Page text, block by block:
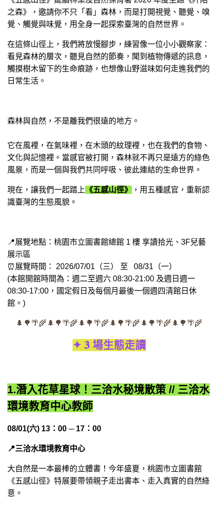
之森》，邀請你不只「看」森林，而是打開視覺、聽覺、嗅
覺、觸覺與味覺，用全身一起探索臺灣的自然世界。
在這條山徑上，我們將放慢腳步，練習像一位小小觀察家：
看見森林的層次，聽見自然的節奏，聞到植物傳遞的訊息，
觸摸樹木留下的生命痕跡，也想像山野滋味如何走進我們的
日常生活。
森林與自然，不是離我們很遠的地方。
它在風裡，在氣味裡，在木頭的紋理裡，也在我們的食物、
文化與記憶裡。當感官被打開，森林就不再只是遠方的綠色
風景，而是一個與我們共同呼吸、彼此連結的生命世界。
現在，讓我們一起踏上 《五感山徑》
，用五種感官，重新認
識臺灣的生態風貌。
📍展覽地點：桃園市立圖書館總館 1 樓 享讀拾光、3F兒藝
展示區
⏰展覽時間： 2026/07/01（三） 至 08/31（一）
(本館開館時間為：週二至週六 08:30-21:00 及週日週一
08:30-17:00，國定假日及每個月最後一個週四清館日休
館。)
🌲🌳🌴🌾🌲🌳🌴🌾🌲🌳🌴🌾🌲🌳🌴🌾🌲🌳🌴🌾🌲🌳🌴🌾
✦ 𝟑 場生態走讀
1.潛入花草星球！三洽水秘境散策 // 三洽水
環境教育中心教師
08/01(六) 13：00 ─ 17：00
📍三洽水環境教育中心
大自然是一本最棒的立體書！今年盛夏，桃園市立圖書館
《五感山徑》特展要帶領親子走出書本、走入真實的自然綠
意。